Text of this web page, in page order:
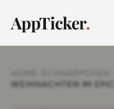
AppTicker.
WEIHNACHTEN IM